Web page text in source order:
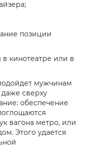
позиции
в кинотеатре или в
мужчинам
сверху
обеспечение
вагона метро, или
Этого удается